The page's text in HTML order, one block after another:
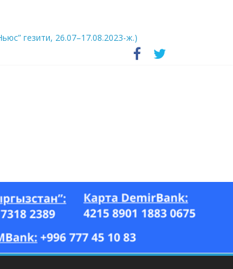
гезити, 26.07–17.08.2023-ж.)